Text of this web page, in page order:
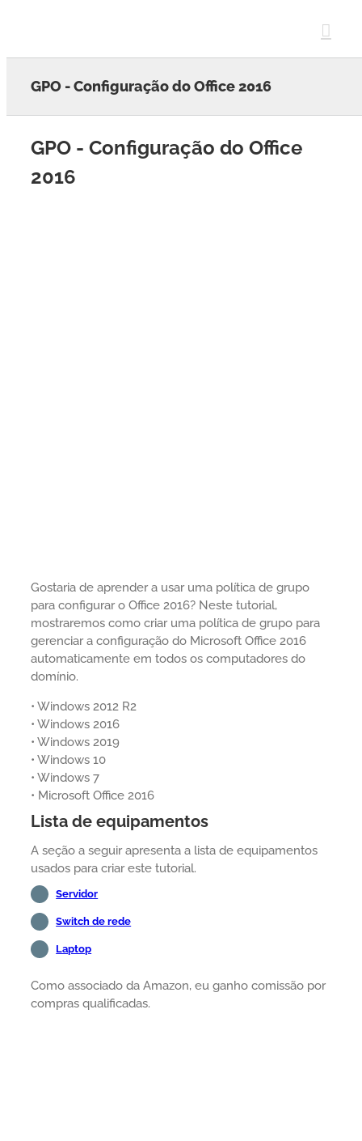
GPO - Configuração do Office 2016
GPO - Configuração do Office
2016
Gostaria de aprender a usar uma política de grupo
para configurar o Office 2016? Neste tutorial,
mostraremos como criar uma política de grupo para
gerenciar a configuração do Microsoft Office 2016
automaticamente em todos os computadores do
domínio.
• Windows 2012 R2
• Windows 2016
• Windows 2019
• Windows 10
• Windows 7
• Microsoft Office 2016
Lista de equipamentos
A seção a seguir apresenta a lista de equipamentos
usados para criar este tutorial.
Servidor
Switch de rede
Laptop
Como associado da Amazon, eu ganho comissão por
compras qualificadas.